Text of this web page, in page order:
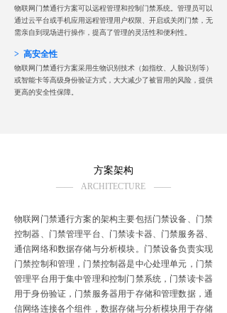
物联网门禁通行方案可以远程管理和控制门禁系统。管理员可以
通过云平台或手机应用远程管理用户权限、开启或关闭门禁，无
需亲自到现场进行操作，提高了管理的灵活性和便利性。
> 高安全性
物联网门禁通行方案采用生物识别技术（如指纹、人脸识别等）
或智能卡等高级身份验证方式，大大减少了被冒用的风险，提供
更高的安全性保障。
物联网门禁通行方案的架构主要包括门禁设备、门禁
控制器、门禁管理平台、门禁读卡器、门禁服务器、
通信网络和数据存储与分析模块。门禁设备负责实现
门禁控制和管理，门禁控制器是中心处理单元，门禁
管理平台用于集中管理和控制门禁系统，门禁读卡器
用于身份验证，门禁服务器用于存储和管理数据，通
信网络连接各个组件，数据存储与分析模块用于存储
方案架构
—— ARCHITECTURE ——